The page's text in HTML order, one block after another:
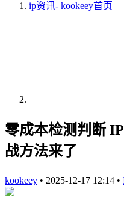
ip资讯- kookeey首页
零成本检测判断
战方法来了
kookeey • 2025-12-17 12:14 •